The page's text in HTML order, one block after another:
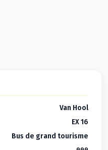
Van Hool
EX 16
Bus de grand tourisme